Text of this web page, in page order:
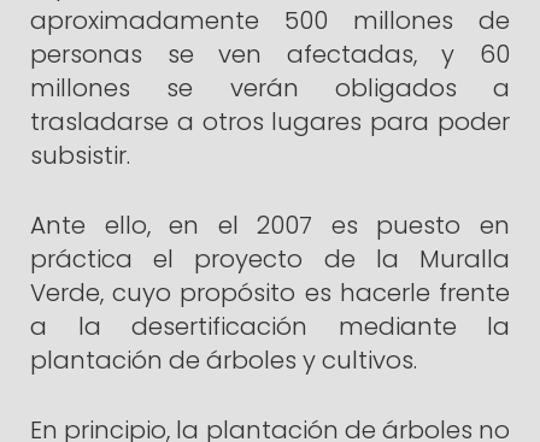
aproximadamente 500 millones de
personas se ven afectadas, y 60
millones se verán obligados a
trasladarse a otros lugares para poder
subsistir.
Ante ello, en el 2007 es puesto en
práctica el proyecto de la Muralla
Verde, cuyo propósito es hacerle frente
a la desertificación mediante la
plantación de árboles y cultivos.
En principio, la plantación de árboles no